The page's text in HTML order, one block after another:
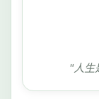
"人生